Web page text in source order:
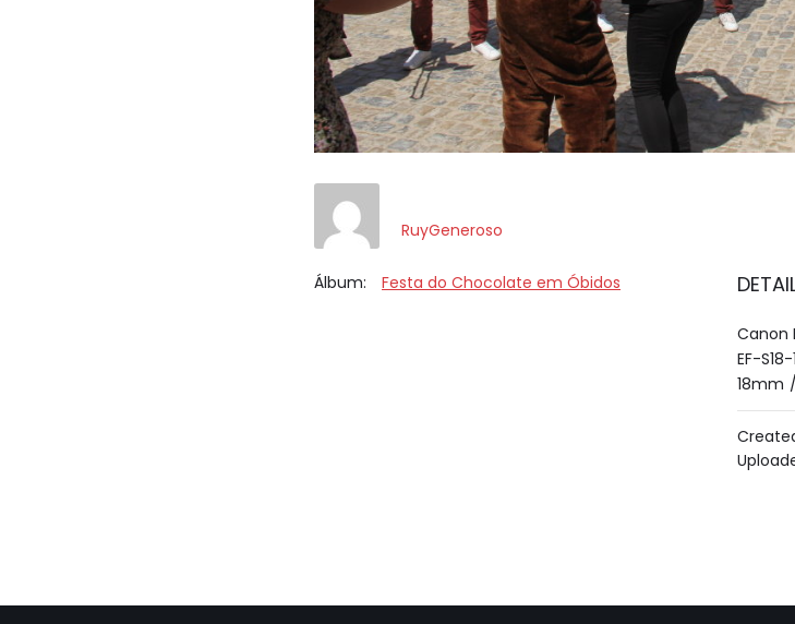
RuyGeneroso
Álbum: Festa do Chocolate em Óbidos
Canon
EF-
18mm /